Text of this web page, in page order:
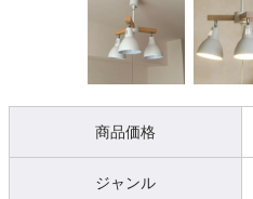
商品価格
ジャンル